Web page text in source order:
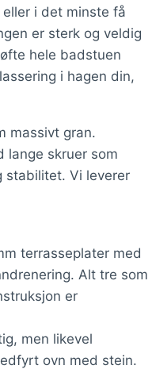
i det minste få
er sterk og veldig
hele badstuen
i hagen din,
massivt gran.
lange skruer som
stabilitet. Vi leverer
terrasseplater med
Alt tre som
er
men likevel
ovn med stein.